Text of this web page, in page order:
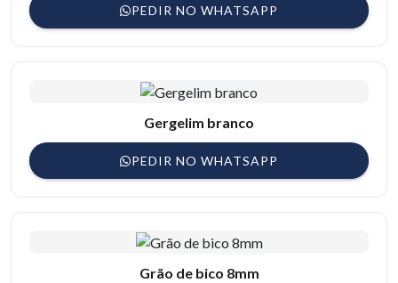
PEDIR NO WHATSAPP
Gergelim branco
PEDIR NO WHATSAPP
Grão de bico 8mm